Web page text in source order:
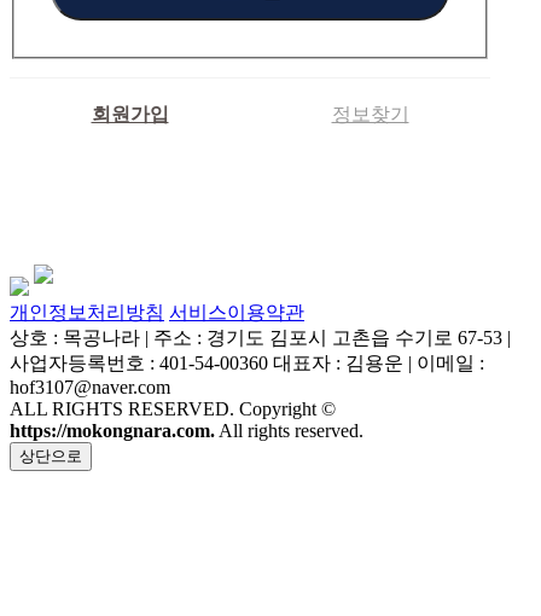
회원가입 정보찾기
개인정보처리방침 서비스이용약관
상호 : 목공나라 | 주소 : 경기도 김포시 고촌읍 수기로 67-53 |
사업자등록번호 : 401-54-00360 대표자 : 김용운 | 이메일 :
hof3107@naver.com
ALL RIGHTS RESERVED. Copyright ©
https://mokongnara.com. All rights reserved.
상단으로